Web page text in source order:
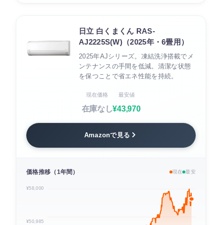
日立 白くまくん RAS-
AJ2225S(W)（2025年・6畳用）
2025年AJシリーズ。凍結洗浄搭載でメ
ンテナンスの手間を低減。清潔な状態
を保つことで省エネ性能を持続。
現在価格
在庫なし
最安値
¥43,970
Amazonで見る
価格推移（1年間） 現在 最安
¥58,000
¥50,985